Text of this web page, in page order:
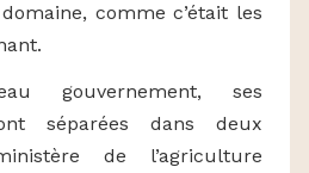
comme c’était les
gouvernement, ses
séparées dans deux
de l’agriculture